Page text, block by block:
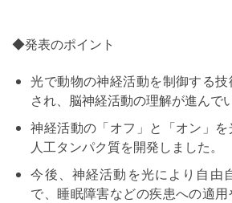
◆発表のポイント
光で動物の神経活動を制御する
され、脳神経活動の理解が進んで
神経活動の「オフ」と「オン」
人工タンパク質を開発しました。
今後、神経活動を光により自由
で、睡眠障害などの疾患への適